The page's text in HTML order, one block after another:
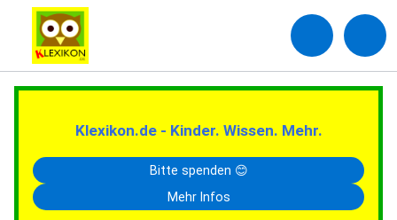
Klexikon.de - Kinder. Wissen. Mehr.
Bitte spenden 😊
Mehr Infos